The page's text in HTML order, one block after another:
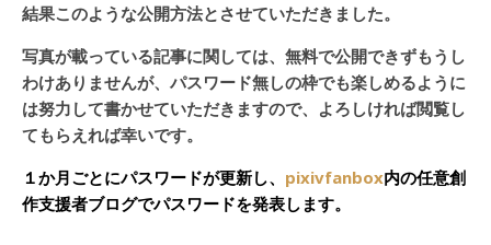
結果このような公開方法とさせていただきました。
写真が載っている記事に関しては、無料で公開できずもうし
わけありませんが、パスワード無しの枠でも楽しめるように
は努力して書かせていただきますので、よろしければ閲覧し
てもらえれば幸いです。
１か月ごとにパスワードが更新し、 pixivfanbox内の任意創
作支援者ブログでパスワードを発表します。